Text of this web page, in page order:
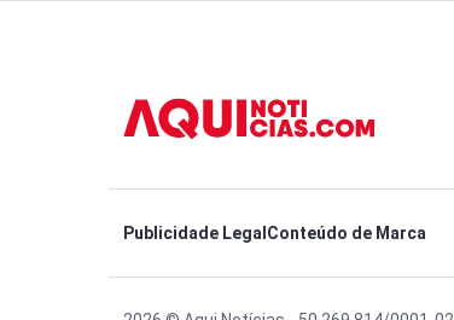
Publicidade Legal Conteúdo de Marca